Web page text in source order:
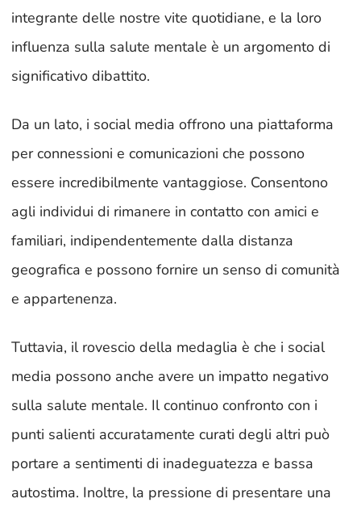
integrante delle nostre vite quotidiane, e la loro
influenza sulla salute mentale è un argomento di
significativo dibattito.
Da un lato, i social media offrono una piattaforma
per connessioni e comunicazioni che possono
essere incredibilmente vantaggiose. Consentono
agli individui di rimanere in contatto con amici e
familiari, indipendentemente dalla distanza
geografica e possono fornire un senso di comunità
e appartenenza.
Tuttavia, il rovescio della medaglia è che i social
media possono anche avere un impatto negativo
sulla salute mentale. Il continuo confronto con i
punti salienti accuratamente curati degli altri può
portare a sentimenti di inadeguatezza e bassa
autostima. Inoltre, la pressione di presentare una